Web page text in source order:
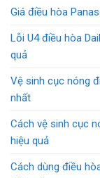
Giá điều hòa
Lỗi U4 điều hòa
quả
Vệ sinh cục nóng
nhất
Cách vệ sinh cục
hiệu quả
Cách dùng điều